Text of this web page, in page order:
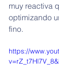
muy reactiva
optimizando
fino.
https://